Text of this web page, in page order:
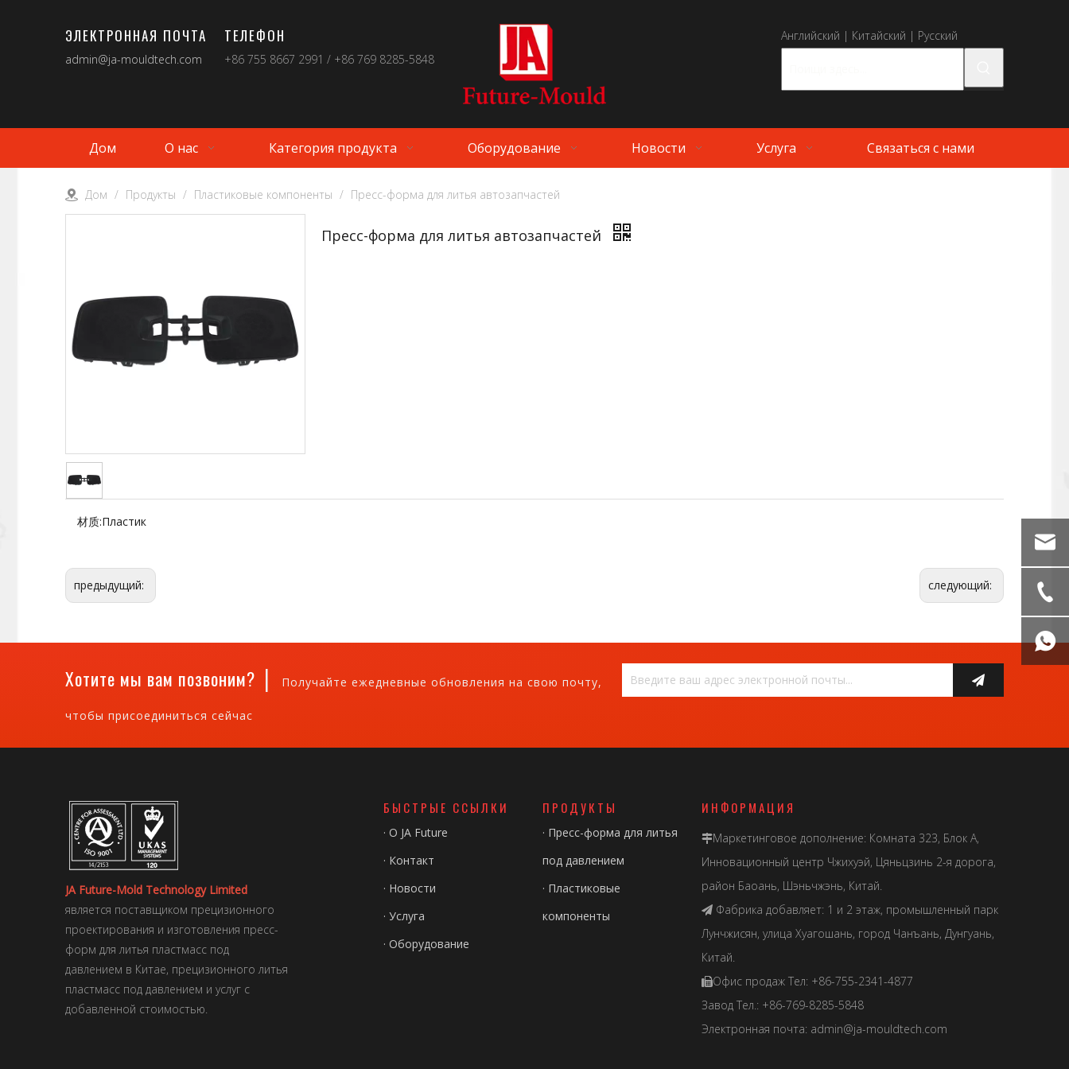
ЭЛЕКТРОННАЯ ПОЧТА
admin@ja-mouldtech.com
ТЕЛЕФОН
+86 755 8667 2991 / +86 769 8285-5848
Английский | Китайский | Русский
Дом О нас Категория продукта Оборудование Новости Услуга Связаться с нами
Дом / Продукты / Пластиковые компоненты / Пресс-форма для литья автозапчастей
Пресс-форма для литья автозапчастей
材质:Пластик
предыдущий: следующий:
Хотите мы вам позвоним? | Получайте ежедневные обновления на свою почту,
чтобы присоединиться сейчас
JA Future-Mold Technology Limited
является поставщиком прецизионного
проектирования и изготовления пресс-
форм для литья пластмасс под
давлением в Китае, прецизионного литья
пластмасс под давлением и услуг с
добавленной стоимостью.
БЫСТРЫЕ ССЫЛКИ
· О JA Future
· Контакт
· Новости
· Услуга
· Оборудование
ПРОДУКТЫ
· Пресс-форма для литья
под давлением
· Пластиковые
компоненты
ИНФОРМАЦИЯ
Маркетинговое дополнение: Комната 323, Блок А,
Инновационный центр Чжихуэй, Цяньцзинь 2-я дорога,
район Баоань, Шэньчжэнь, Китай.
 Фабрика добавляет: 1 и 2 этаж, промышленный парк
Лунчжисян, улица Хуагошань, город Чанъань, Дунгуань,
Китай.
Офис продаж Тел: +86-755-2341-4877
Завод Тел.: +86-769-8285-5848
Электронная почта: admin@ja-mouldtech.com